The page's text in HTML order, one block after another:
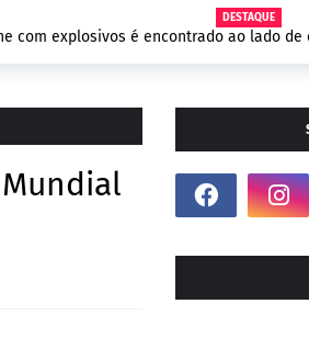
DESTAQUE
com explosivos é encontrado ao lado de